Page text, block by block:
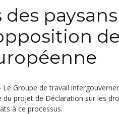
paysan.nes
transnationales
Justice
environnementale
Droits économiques,
sociaux et culturels
PubliCETIM
Pensées
demain
des
Groupe de travail
projet de Déclaration sur les
à ce processus.